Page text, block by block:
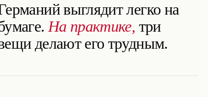
выглядит легко на
На практике, три
делают его трудным.